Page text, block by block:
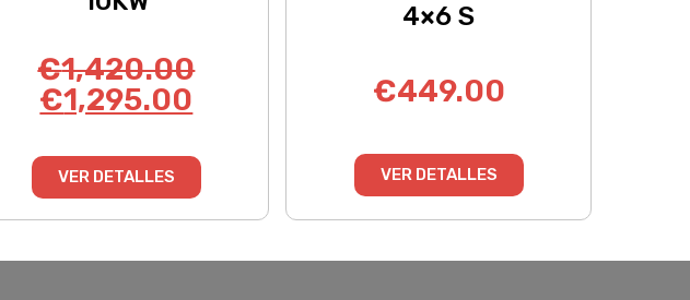
€1,420.00
€1,295.00
VER DETALLES
4×6 S
€449.00
VER DETALLES